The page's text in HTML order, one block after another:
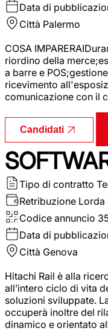
Data di
Città Palermo
COSA
riordino della
a barre e
ricevimento
comunicazione con il
Candidati
Tipo di contratto
Retribuzione Lorda
Codice annuncio
Data di
Città Genova
Hitachi Rail è alla
all’intero ciclo di vita
soluzioni sviluppate.
occuperà inoltre del
dinamico e orientato